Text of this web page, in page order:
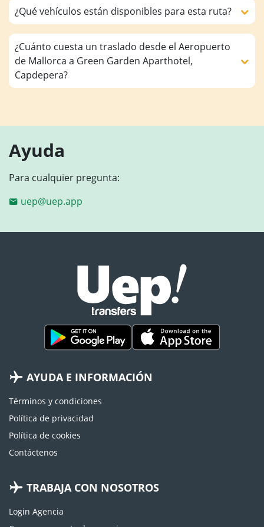
¿Qué vehículos están disponibles para esta ruta?
¿Cuánto cuesta un traslado desde el Aeropuerto
de Mallorca a Green Garden Aparthotel,
Capdepera?
Ayuda
Para cualquier pregunta:
uep@uep.app
AYUDA E INFORMACIÓN
Términos y condiciones
Política de privacidad
Política de cookies
Contáctenos
TRABAJA CON NOSOTROS
Login Agencia